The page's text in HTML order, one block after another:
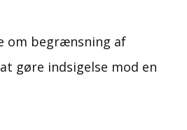
om begrænsning af
gøre indsigelse mod en